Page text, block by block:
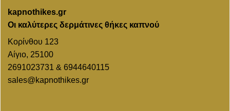
kapnothikes.gr
Οι καλύτερες δερμάτινες θήκες καπνού
Κορίνθου 123
Αίγιο, 25100
2691023731 & 6944640115
sales@kapnothikes.gr